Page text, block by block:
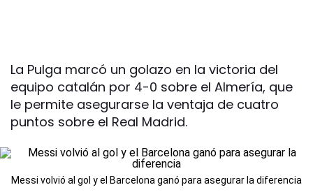
La Pulga marcó un golazo en la victoria del
equipo catalán por 4-0 sobre el Almería, que
le permite asegurarse la ventaja de cuatro
puntos sobre el Real Madrid.
Messi volvió al gol y el Barcelona ganó para asegurar la diferencia